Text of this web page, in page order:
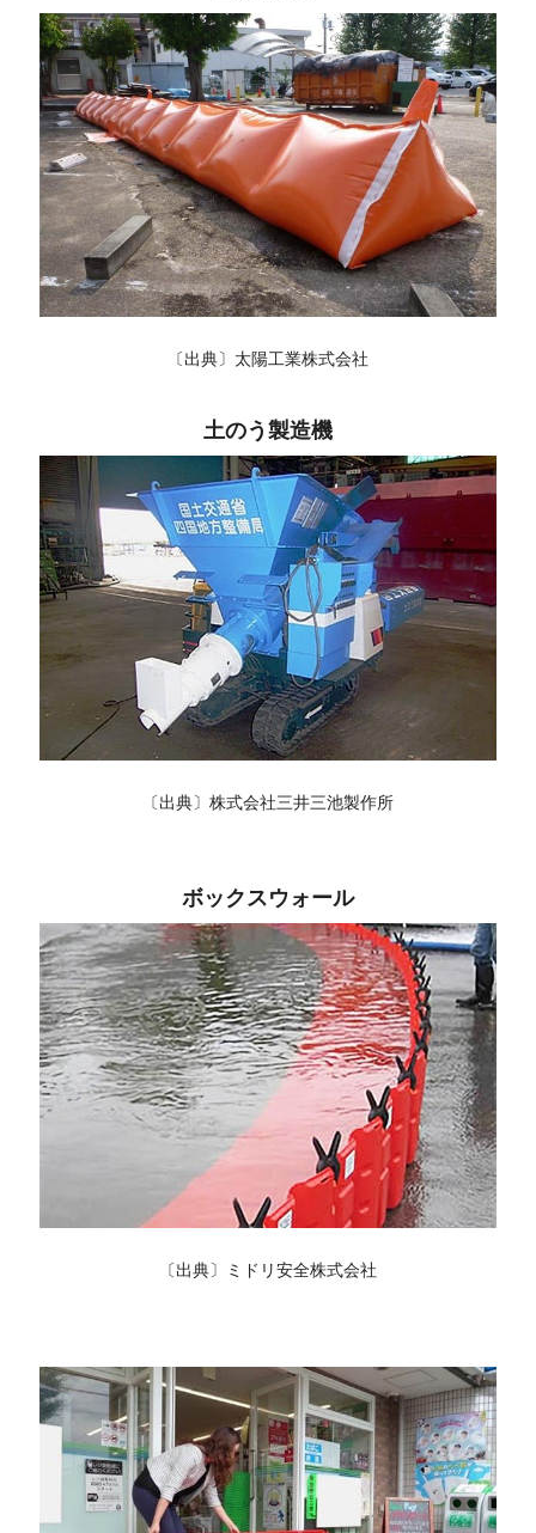
〔出典〕太陽工業株式会社
土のう製造機
〔出典〕株式会社三井三池製作所
ボックスウォール
〔出典〕ミドリ安全株式会社